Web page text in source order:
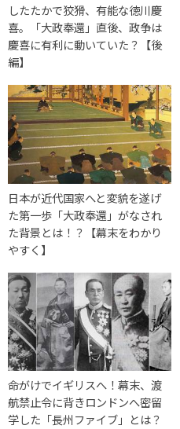
したたかで狡猾、有能な徳川慶
喜。「大政奉還」直後、政争は
慶喜に有利に動いていた？【後
編】
日本が近代国家へと変貌を遂げ
た第一歩「大政奉還」がなされ
た背景とは！？【幕末をわかり
やすく】
命がけでイギリスへ！幕末、渡
航禁止令に背きロンドンへ密留
学した「長州ファイブ」とは？